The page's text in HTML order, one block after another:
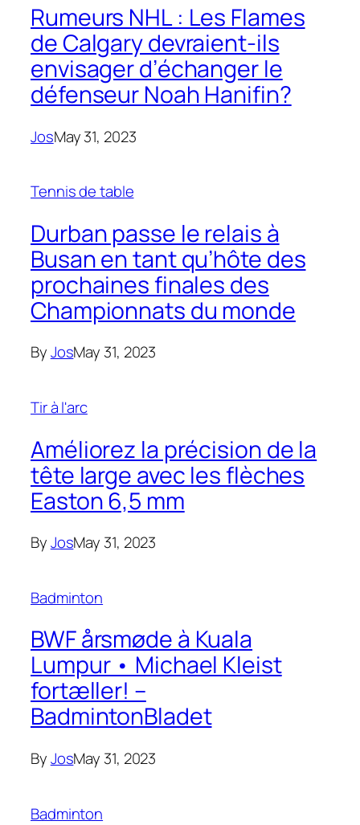
Rumeurs NHL : Les Flames
de Calgary devraient-ils
envisager d’échanger le
défenseur Noah Hanifin?
JosMay 31, 2023
Tennis de table
Durban passe le relais à
Busan en tant qu’hôte des
prochaines finales des
Championnats du monde
ByJosMay 31, 2023
Tir à l'arc
Améliorez la précision de la
tête large avec les flèches
Easton 6,5 mm
ByJosMay 31, 2023
Badminton
BWF årsmøde à Kuala
Lumpur • Michael Kleist
fortæller! –
BadmintonBladet
ByJosMay 31, 2023
Badminton